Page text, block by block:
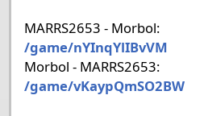
MARRS2653 - Morbol:
/game/nYInqYlIBvVM
Morbol - MARRS2653:
/game/vKaypQmSO2BW